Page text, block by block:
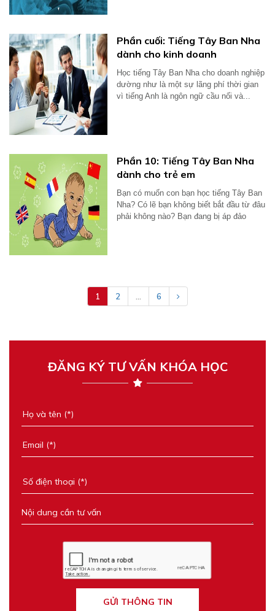
Phần cuối: Tiếng Tây Ban Nha
dành cho kinh doanh
Học tiếng Tây Ban Nha cho doanh nghiệp
dường như là một sự lãng phí thời gian
vì tiếng Anh là ngôn ngữ cầu nối và...
Phần 10: Tiếng Tây Ban Nha
dành cho trẻ em
Bạn có muốn con bạn học tiếng Tây Ban
Nha? Có lẽ bạn không biết bắt đầu từ đâu
phải không nào? Bạn đang bị áp đảo
1 2 6
ĐĂNG KÝ TƯ VẤN KHÓA HỌC
GỬI THÔNG TIN